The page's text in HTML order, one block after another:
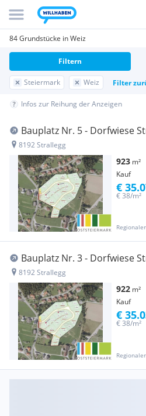
84 Grundstücke in Weiz
Steiermark Weiz Filter
Filtern
Infos zur Reihung der Anzeigen
Bauplatz Nr. 5 - Dorfwiese
8192 Strallegg
923 m²
Kauf
€ 38/m²
€
Bauplatz Nr. 3 - Dorfwiese
8192 Strallegg
922 m²
Kauf
€ 38/m²
€